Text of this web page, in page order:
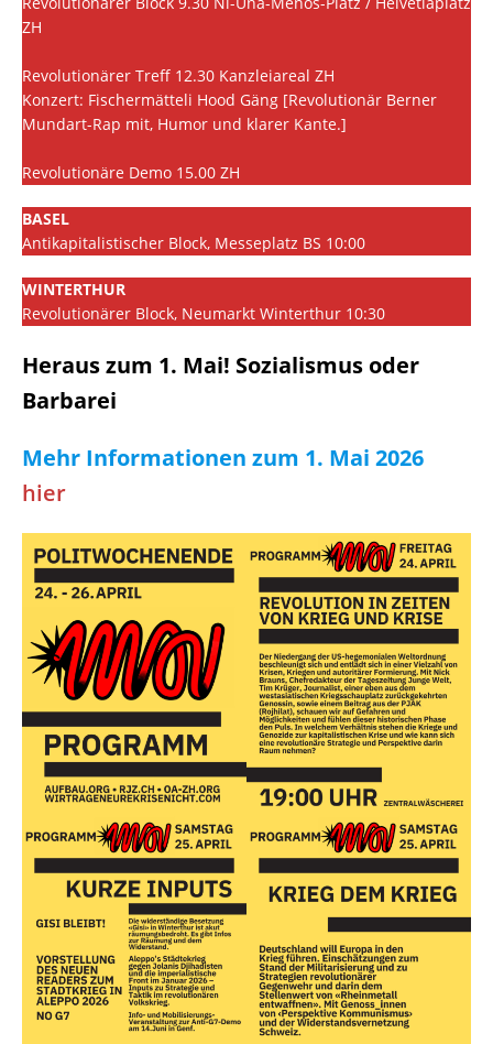
ZH
Revolutionärer Treff 12.30 Kanzleiareal ZH
Konzert: Fischermätteli Hood Gäng [Revolutionär Berner
Mundart-Rap mit, Humor und klarer Kante.]
Revolutionäre Demo 15.00 ZH
BASEL
Antikapitalistischer Block, Messeplatz BS 10:00
WINTERTHUR
Revolutionärer Block, Neumarkt Winterthur 10:30
Heraus zum 1. Mai! Sozialismus oder
Barbarei
Mehr Informationen zum 1. Mai 2026
hier